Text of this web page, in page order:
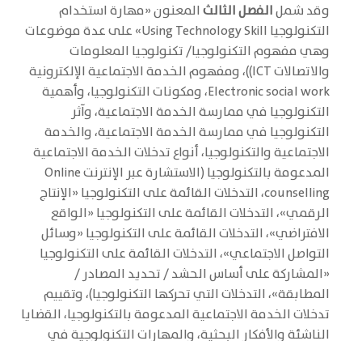
وقد شملالفصل الثالث المعنون «مهارة استخدام
التكنولوجيا Using Technology Skill» على عدة موضوعات
وهي مفهوم التكنولوجيا/ تكنولوجيا المعلومات
والاتصالات ICT))، ومفهوم الخدمة الاجتماعية الإلكترونية
Electronic social work، ومكونات التكنولوجيا، وأهمية
التكنولوجيا في ممارسة الخدمة الاجتماعية، وآثر
التكنولوجيا في ممارسة الخدمة الاجتماعية، والخدمة
الاجتماعية والتكنولوجيا، أنواع تدخلات الخدمة الاجتماعية
المدعومة بالتكنولوجيا (الاستشارة عبر الإنترنت Online
counselling، التدخلات القائمة على التكنولوجيا «الإنتاج
الرقمي»، التدخلات القائمة على التكنولوجيا «الواقع
الافتراضي»، التدخلات القائمة على التكنولوجيا «وسائل
التواصل الاجتماعي»، التدخلات القائمة على التكنولوجيا
«المشاركة على أساس الحشد / تحديد المصادر /
المطابقة»، التدخلات التي تحركها التكنولوجيا)، وتقييم
تدخلات الخدمة الاجتماعية المدعومة بالتكنولوجيا، القضايا
الناشئة والأفكار البحثية، والمهارات التكنولوجية في